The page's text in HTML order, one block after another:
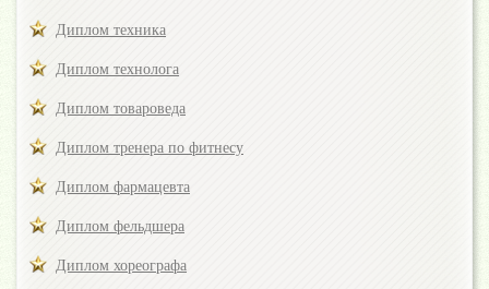
Диплом техника
Диплом технолога
Диплом товароведа
Диплом тренера по фитнесу
Диплом фармацевта
Диплом фельдшера
Диплом хореографа